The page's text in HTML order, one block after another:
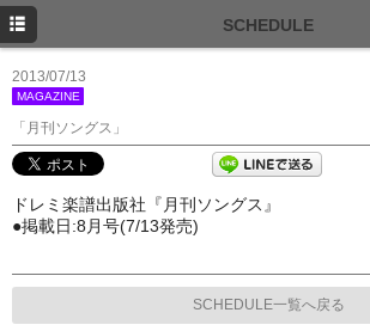
SCHEDULE
2013/07/13
MAGAZINE
「月刊ソングス」
ドレミ楽譜出版社『月刊ソングス』
●掲載日:8月号(7/13発売)
SCHEDULE一覧へ戻る
NEWS
PROFILE
DISCOGRAPHY